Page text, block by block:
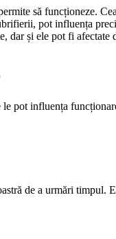
să funcționeze.
pot influența
și ele pot fi
pot influența
de a urmări